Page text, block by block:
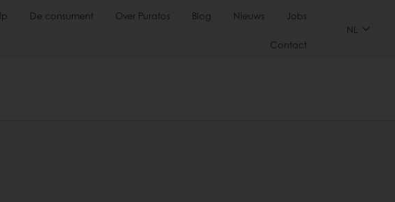
De consument Over Puratos Blog Nieuws Jobs
Contact
NL